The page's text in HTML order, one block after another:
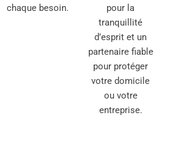
chaque besoin.
pour la
tranquillité
d’esprit et un
partenaire fiable
pour protéger
votre domicile
ou votre
entreprise.